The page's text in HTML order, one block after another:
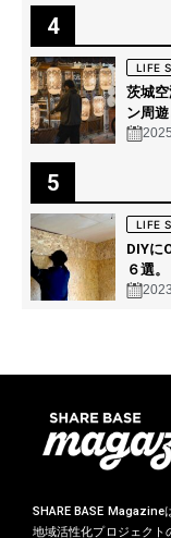
4
LIFE
茨城
ン周
ムイル
5
LIFE
DIYに
６選。
SHARE BASE Magazine
地域活性化プロジェクト